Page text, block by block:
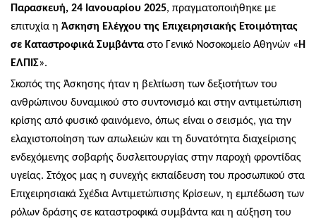
Παρασκευή, 24 Ιανουαρίου 2025, πραγματοποιήθηκε με
επιτυχία η Άσκηση Ελέγχου της Επιχειρησιακής Ετοιμότητας
σε Καταστροφικά Συμβάνταστο Γενικό Νοσοκομείο Αθηνών « Η
ΕΛΠΙΣ».
Σκοπός της Άσκησης ήταν η βελτίωση των δεξιοτήτων του
ανθρώπινου δυναμικού στο συντονισμό και στην αντιμετώπιση
κρίσης από φυσικό φαινόμενο, όπως είναι ο σεισμός, για την
ελαχιστοποίηση των απωλειών και τη δυνατότητα διαχείρισης
ενδεχόμενης σοβαρής δυσλειτουργίας στην παροχή φροντίδας
υγείας. Στόχος μας η συνεχής εκπαίδευση του προσωπικού στα
Επιχειρησιακά Σχέδια Αντιμετώπισης Κρίσεων, η εμπέδωση των
ρόλων δράσης σε καταστροφικά συμβάντα και η αύξηση του